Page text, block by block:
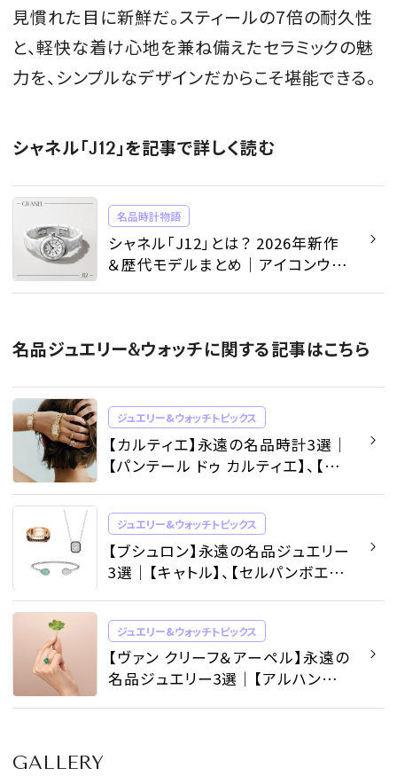
見慣れた目に新鮮だ。スティールの7倍の耐久性
と、軽快な着け心地を兼ね備えたセラミックの魅
力を、シンプルなデザインだからこそ堪能できる。
シャネル「J12」を記事で詳しく読む
名品時計物語
シャネル「J12」とは？ 2026年新作
＆歴代モデルまとめ｜アイコンウォ
名品ジュエリー&ウォッチに関する記事はこちら
ジュエリー&ウォッチトピックス
【カルティエ】永遠の名品時計3選｜
【パンテール ドゥ カルティエ】、【サ
ジュエリー&ウォッチトピックス |
SPUR
ジュエリー&ウォッチトピックス
【ブシュロン】永遠の名品ジュエリー
3選｜【キャトル】、【セルパンボエ
リー&ウォッチトピックス | SPUR
ジュエリー&ウォッチトピックス
【ヴァン クリーフ＆アーペル】永遠の
名品ジュエリー3選｜【アルハンブ
GALLERY